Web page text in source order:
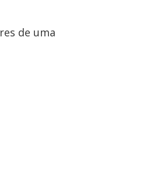
de uma